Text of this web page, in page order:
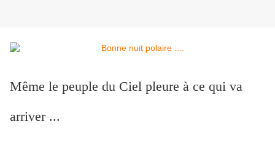
Même le peuple du Ciel pleure à ce qui va
arriver ...